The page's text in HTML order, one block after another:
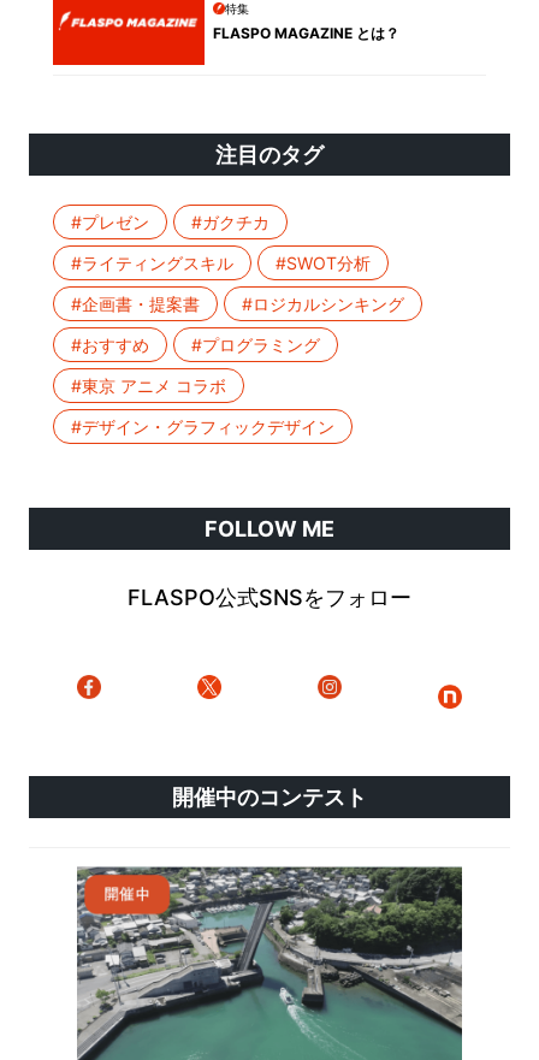
特集
FLASPO MAGAZINE とは？
注目のタグ
#プレゼン
#ガクチカ
#ライティングスキル
#SWOT分析
#企画書・提案書
#ロジカルシンキング
#おすすめ
#プログラミング
#東京 アニメ コラボ
#デザイン・グラフィックデザイン
FOLLOW ME
FLASPO公式SNSをフォロー
開催中のコンテスト